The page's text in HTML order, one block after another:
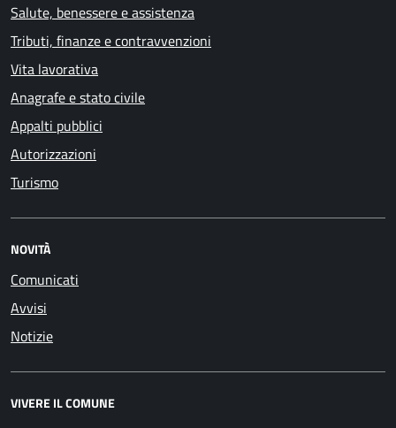
Salute, benessere e assistenza
Tributi, finanze e contravvenzioni
Vita lavorativa
Anagrafe e stato civile
Appalti pubblici
Autorizzazioni
Turismo
NOVITÀ
Comunicati
Avvisi
Notizie
VIVERE IL COMUNE